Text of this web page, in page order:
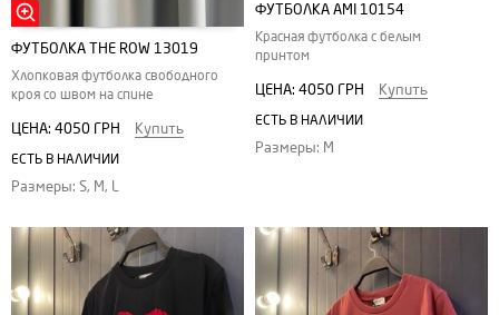
ФУТБОЛКА THE ROW 13019
Хлопковая футболка свободного
кроя со швом на спине
ЦЕНА: 4050 ГРН Купить
ЕСТЬ В НАЛИЧИИ
Размеры: S, M, L
ФУТБОЛКА АMI 10154
Красная футболка с белым
принтом
ЦЕНА: 4050 ГРН Купить
ЕСТЬ В НАЛИЧИИ
Размеры: M